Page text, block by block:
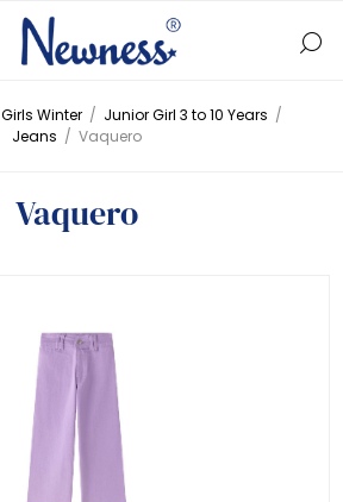
Girls Winter / Junior Girl 3 to 10 Years /
Jeans / Vaquero
Vaquero